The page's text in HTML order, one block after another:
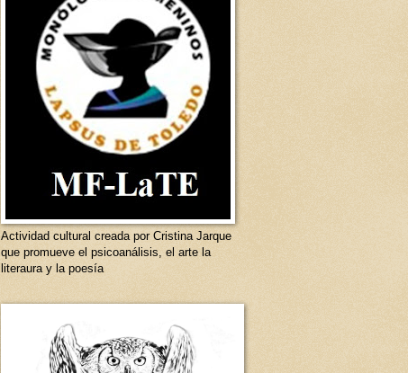
Actividad cultural creada por Cristina Jarque
que promueve el psicoanálisis, el arte la
literaura y la poesía